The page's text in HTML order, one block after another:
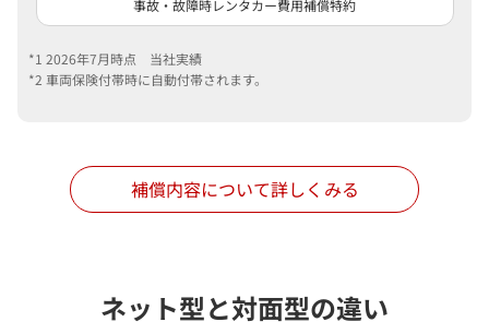
事故・故障時レンタカー費用補償特約
2026年7月時点 当社実績
車両保険付帯時に自動付帯されます。
補償内容について詳しくみる
ネット型と対面型の違い